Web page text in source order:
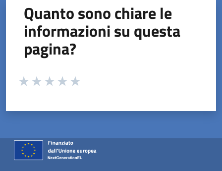
Quanto sono chiare le
informazioni su questa
pagina?
Valuta da 1 a 5 stelle la pagina